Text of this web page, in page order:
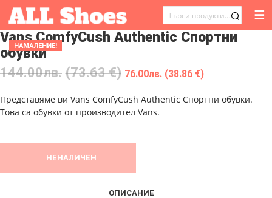
ТЪРСЕНЕ
ЗА:
☰
НАМАЛЕНИЕ!
Vans ComfyCush Authentic Спортни
обувки
144.00лв. (73.63 €) 76.00лв. (38.86 €)
Представяме ви Vans ComfyCush Authentic Спортни обувки.
Това са обувки от производител Vans.
НЕНАЛИЧЕН
ОПИСАНИЕ